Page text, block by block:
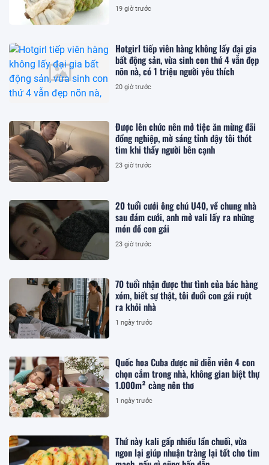
19 giờ trước
Hotgirl tiếp viên hàng không lấy đại gia
bất động sản, vừa sinh con thứ 4 vẫn đẹp
nõn nà, có 1 triệu người yêu thích
20 giờ trước
Được lên chức nên mở tiệc ăn mừng đãi
đồng nghiệp, mờ sáng tỉnh dậy tôi thót
tim khi thấy người bên cạnh
23 giờ trước
20 tuổi cưới ông chú U40, về chung nhà
sau đám cưới, anh mở vali lấy ra những
món đồ con gái
23 giờ trước
70 tuổi nhận được thư tình của bác hàng
xóm, biết sự thật, tôi đuổi con gái ruột
ra khỏi nhà
1 ngày trước
Quốc hoa Cuba được nữ diễn viên 4 con
chọn cắm trong nhà, không gian biệt thự
1.000m² càng nên thơ
1 ngày trước
Thứ này kali gấp nhiều lần chuối, vừa
ngon lại giúp nhuận tràng lại tốt cho tim